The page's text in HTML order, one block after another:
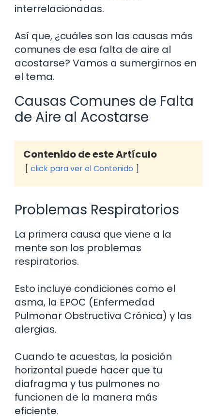
interrelacionadas.
Así que, ¿cuáles son las causas más
comunes de esa falta de aire al
acostarse? Vamos a sumergirnos en
el tema.
Causas Comunes de Falta
de Aire al Acostarse
Contenido de este Artículo
click para ver el Contenido
Problemas Respiratorios
La primera causa que viene a la
mente son los problemas
respiratorios.
Esto incluye condiciones como el
asma, la EPOC (Enfermedad
Pulmonar Obstructiva Crónica) y las
alergias.
Cuando te acuestas, la posición
horizontal puede hacer que tu
diafragma y tus pulmones no
funcionen de la manera más
eficiente.